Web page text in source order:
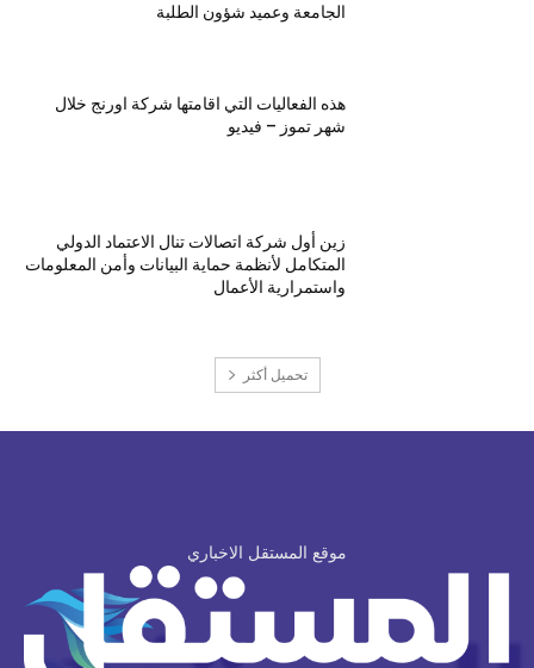
الجامعة وعميد شؤون الطلبة
هذه الفعاليات التي اقامتها شركة اورنج خلال
شهر تموز – فيديو
زين أول شركة اتصالات تنال الاعتماد الدولي
المتكامل لأنظمة حماية البيانات وأمن المعلومات
واستمرارية الأعمال
تحميل أكثر
موقع المستقل الاخباري